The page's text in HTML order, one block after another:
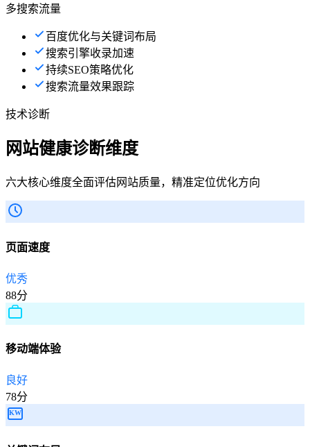
多搜索流量
百度优化与关键词布局
搜索引擎收录加速
持续SEO策略优化
搜索流量效果跟踪
技术诊断
网站健康诊断维度
六大核心维度全面评估网站质量，精准定位优化方向
页面速度
优秀
88分
移动端体验
良好
78分
KW